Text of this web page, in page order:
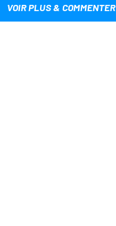
VOIR PLUS & COMMENTER